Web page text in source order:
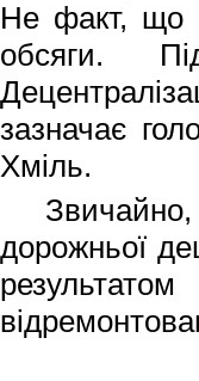
Не факт, що
обсяги.
зазначає
Хміль.
дорожньої